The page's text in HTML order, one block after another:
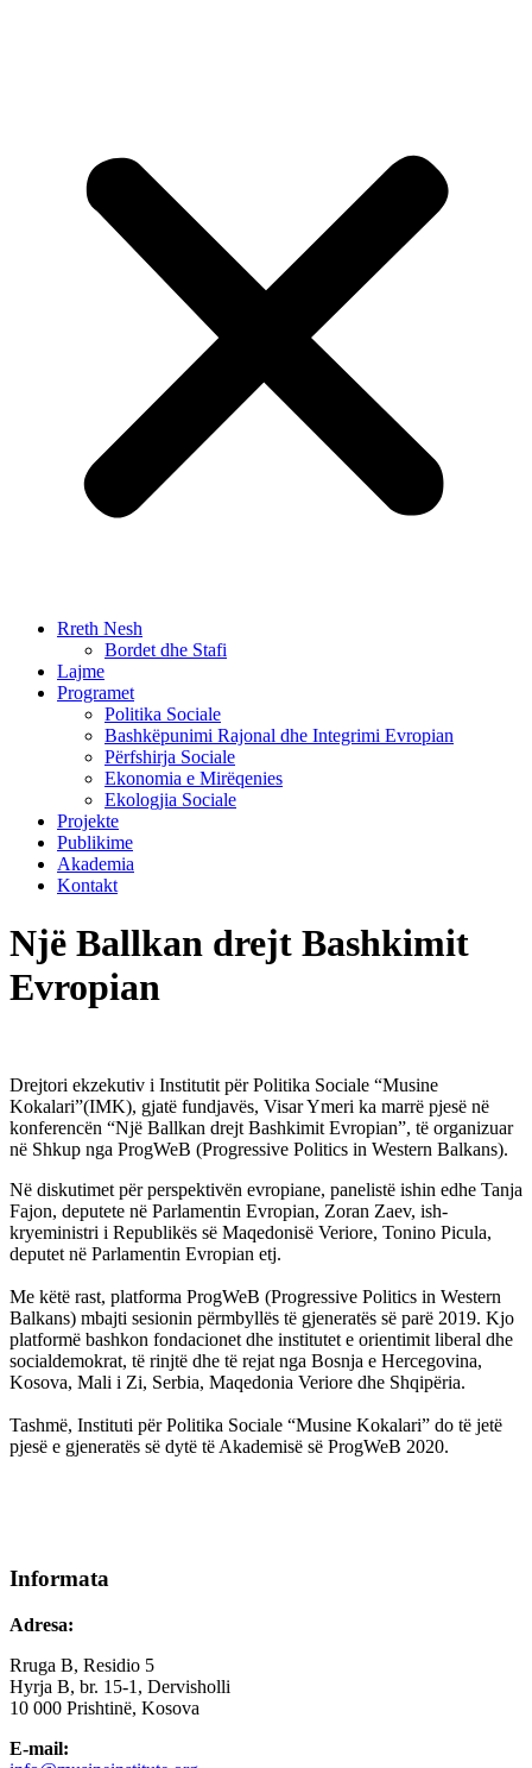
Rreth Nesh
Bordet dhe Stafi
Lajme
Programet
Politika Sociale
Bashkëpunimi Rajonal dhe Integrimi Evropian
Përfshirja Sociale
Ekonomia e Mirëqenies
Ekologjia Sociale
Projekte
Publikime
Akademia
Kontakt
Një Ballkan drejt Bashkimit
Evropian
Drejtori ekzekutiv i Institutit për Politika Sociale “Musine
Kokalari”(IMK), gjatë fundjavës, Visar Ymeri ka marrë pjesë në
konferencën “Një Ballkan drejt Bashkimit Evropian”, të organizuar
në Shkup nga ProgWeB (Progressive Politics in Western Balkans).
Në diskutimet për perspektivën evropiane, panelistë ishin edhe Tanja
Fajon, deputete në Parlamentin Evropian, Zoran Zaev, ish-
kryeministri i Republikës së Maqedonisë Veriore, Tonino Picula,
deputet në Parlamentin Evropian etj.
Me këtë rast, platforma ProgWeB (Progressive Politics in Western
Balkans) mbajti sesionin përmbyllës të gjeneratës së parë 2019. Kjo
platformë bashkon fondacionet dhe institutet e orientimit liberal dhe
socialdemokrat, të rinjtë dhe të rejat nga Bosnja e Hercegovina,
Kosova, Mali i Zi, Serbia, Maqedonia Veriore dhe Shqipëria.
Tashmë, Instituti për Politika Sociale “Musine Kokalari” do të jetë
pjesë e gjeneratës së dytë të Akademisë së ProgWeB 2020.
Informata
Adresa:
Rruga B, Residio 5
Hyrja B, br. 15-1, Dervisholli
10 000 Prishtinë, Kosova
E-mail: